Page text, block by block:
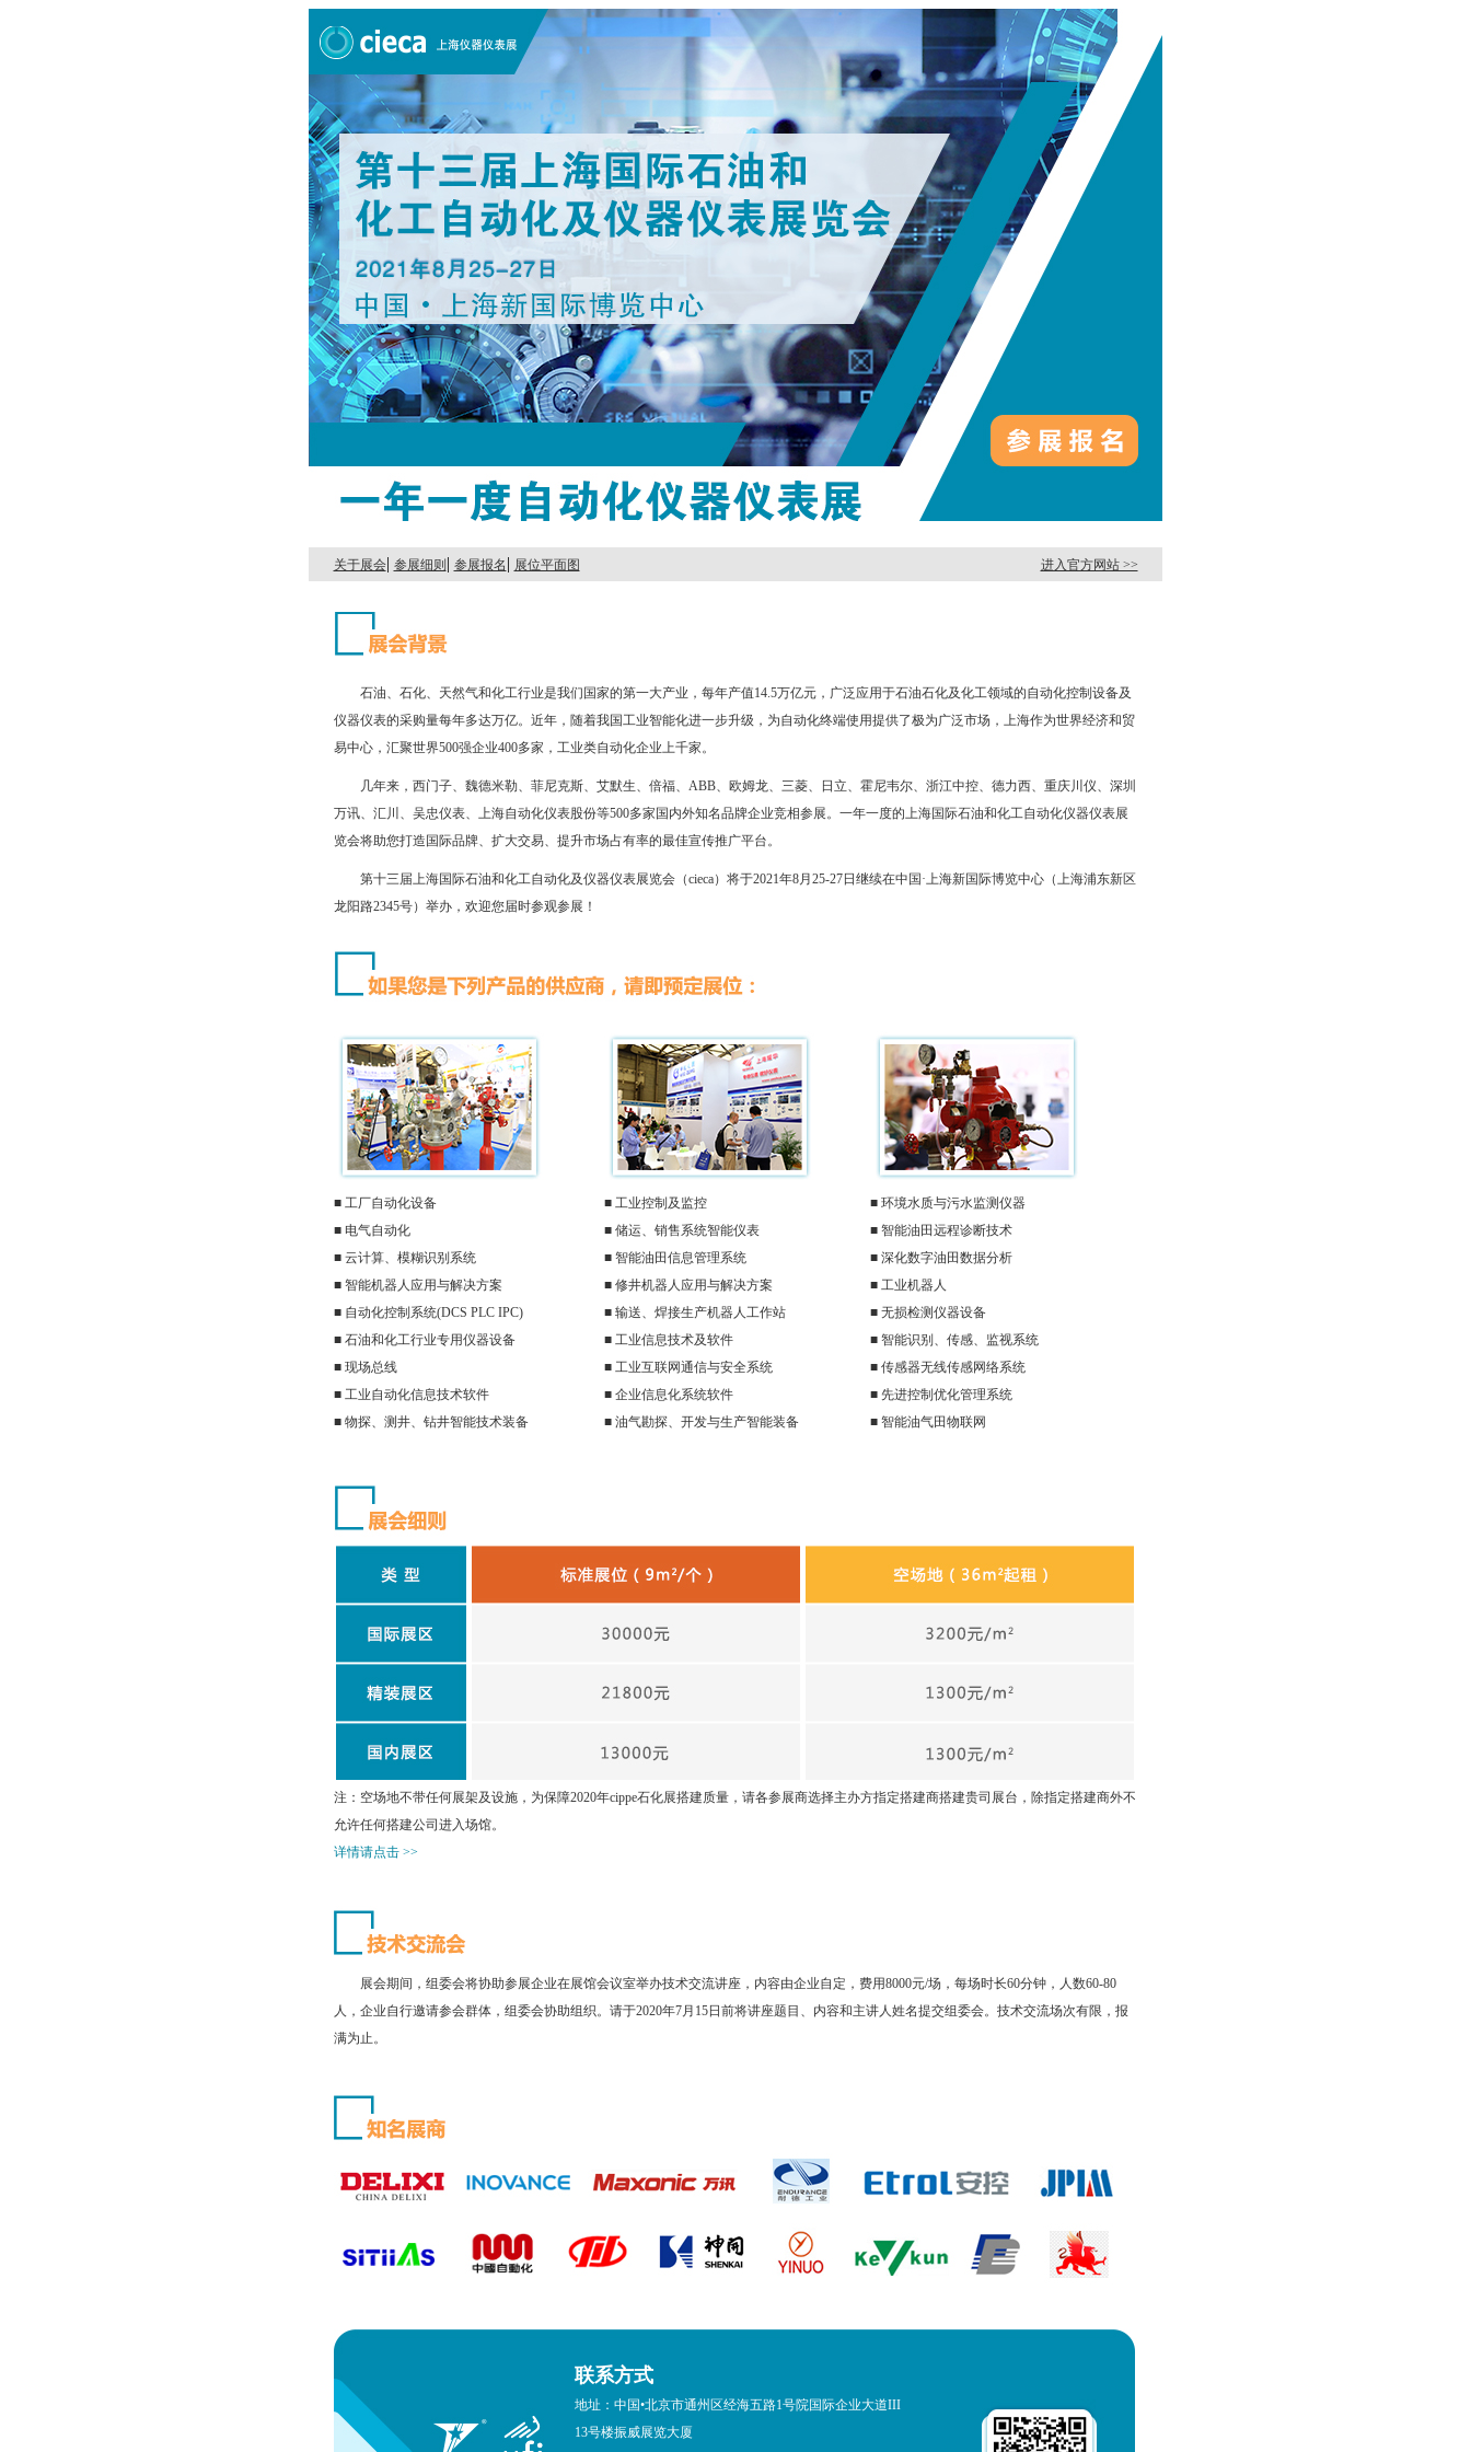
关于展会| 参展细则| 参展报名 | 展位平面图 进入官方网站 >>
石油、石化、天然气和化工行业是我们国家的第一大产业，每年产值14.5万亿元，广泛应用于石油石化及化工领域的自动化控制设备及
仪器仪表的采购量每年多达万亿。近年，随着我国工业智能化进一步升级，为自动化终端使用提供了极为广泛市场，上海作为世界经济和贸
易中心，汇聚世界500强企业400多家，工业类自动化企业上千家。
几年来，西门子、魏德米勒、菲尼克斯、艾默生、倍福、ABB、欧姆龙、三菱、日立、霍尼韦尔、浙江中控、德力西、重庆川仪、深圳
万讯、汇川、吴忠仪表、上海自动化仪表股份等500多家国内外知名品牌企业竞相参展。一年一度的上海国际石油和化工自动化仪器仪表展
览会将助您打造国际品牌、扩大交易、提升市场占有率的最佳宣传推广平台。
第十三届上海国际石油和化工自动化及仪器仪表展览会（cieca）将于2021年8月25-27日继续在中国·上海新国际博览中心（上海浦东新区
龙阳路2345号）举办，欢迎您届时参观参展！
■ 工厂自动化设备
■ 电气自动化
■ 云计算、模糊识别系统
■ 智能机器人应用与解决方案
■ 自动化控制系统(DCS PLC IPC)
■ 石油和化工行业专用仪器设备
■ 现场总线
■ 工业自动化信息技术软件
■ 物探、测井、钻井智能技术装备
■ 工业控制及监控
■ 储运、销售系统智能仪表
■ 智能油田信息管理系统
■ 修井机器人应用与解决方案
■ 输送、焊接生产机器人工作站
■ 工业信息技术及软件
■ 工业互联网通信与安全系统
■ 企业信息化系统软件
■ 油气勘探、开发与生产智能装备
■ 环境水质与污水监测仪器
■ 智能油田远程诊断技术
■ 深化数字油田数据分析
■ 工业机器人
■ 无损检测仪器设备
■ 智能识别、传感、监视系统
■ 传感器无线传感网络系统
■ 先进控制优化管理系统
■ 智能油气田物联网
注：空场地不带任何展架及设施，为保障2020年cippe石化展搭建质量，请各参展商选择主办方指定搭建商搭建贵司展台，除指定搭建商外不
允许任何搭建公司进入场馆。
详情请点击 >>
展会期间，组委会将协助参展企业在展馆会议室举办技术交流讲座，内容由企业自定，费用8000元/场，每场时长60分钟，人数60-80
人，企业自行邀请参会群体，组委会协助组织。请于2020年7月15日前将讲座题目、内容和主讲人姓名提交组委会。技术交流场次有限，报
满为止。
联系方式
地址：中国•北京市通州区经海五路1号院国际企业大道III
13号楼振威展览大厦